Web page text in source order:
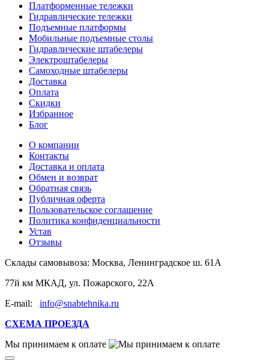
Платформенные тележки
Гидравлические тележки
Подъемные платформы
Мобильные подъемные столы
Гидравлические штабелеры
Электроштабелеры
Самоходные штабелеры
Доставка
Оплата
Скидки
Избранное
Блог
О компании
Контакты
Доставка и оплата
Обмен и возврат
Обратная связь
Публичная оферта
Пользовательское соглашение
Политика конфиденциальности
Устав
Отзывы
Склады самовывоза: Москва, Ленинградское ш. 61А
77й км МКАД, ул. Пожарского, 22А
E-mail: info@snabtehnika.ru
СХЕМА ПРОЕЗДА
Мы принимаем к оплате